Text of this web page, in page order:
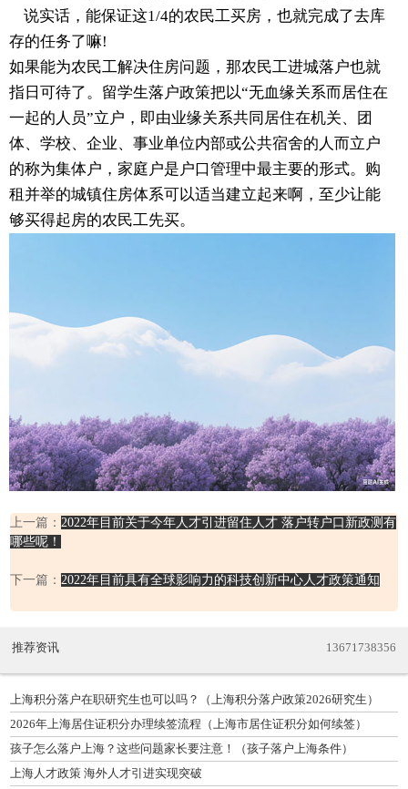
说实话，能保证这1/4的农民工买房，也就完成了去库
存的任务了嘛!
如果能为农民工解决住房问题，那农民工进城落户也就
指日可待了。留学生落户政策把以“无血缘关系而居住在
一起的人员”立户，即由业缘关系共同居住在机关、团
体、学校、企业、事业单位内部或公共宿舍的人而立户
的称为集体户，家庭户是户口管理中最主要的形式。购
租并举的城镇住房体系可以适当建立起来啊，至少让能
够买得起房的农民工先买。
上一篇： 2022年目前关于今年人才引进留住人才 落户转户口新政测有
哪些呢！
下一篇： 2022年目前具有全球影响力的科技创新中心人才政策通知
推荐资讯 13671738356
上海积分落户在职研究生也可以吗？（上海积分落户政策2026研究生）
2026年上海居住证积分办理续签流程（上海市居住证积分如何续签）
孩子怎么落户上海？这些问题家长要注意！（孩子落户上海条件）
上海人才政策 海外人才引进实现突破